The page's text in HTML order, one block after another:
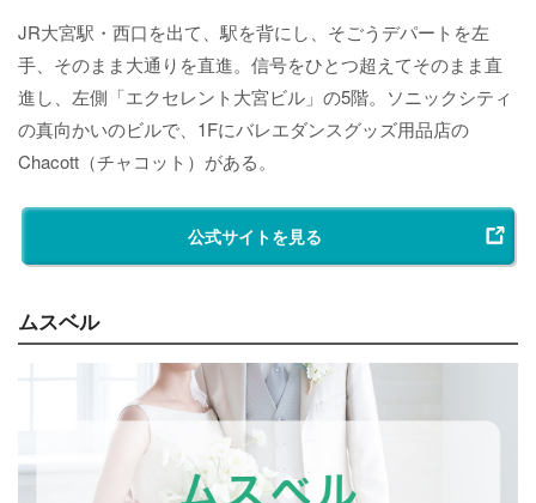
JR大宮駅・西口を出て、駅を背にし、そごうデパートを左
手、そのまま大通りを直進。信号をひとつ超えてそのまま直
進し、左側「エクセレント大宮ビル」の5階。ソニックシティ
の真向かいのビルで、1Fにバレエダンスグッズ用品店の
Chacott（チャコット）がある。
公式サイトを見る
ムスベル